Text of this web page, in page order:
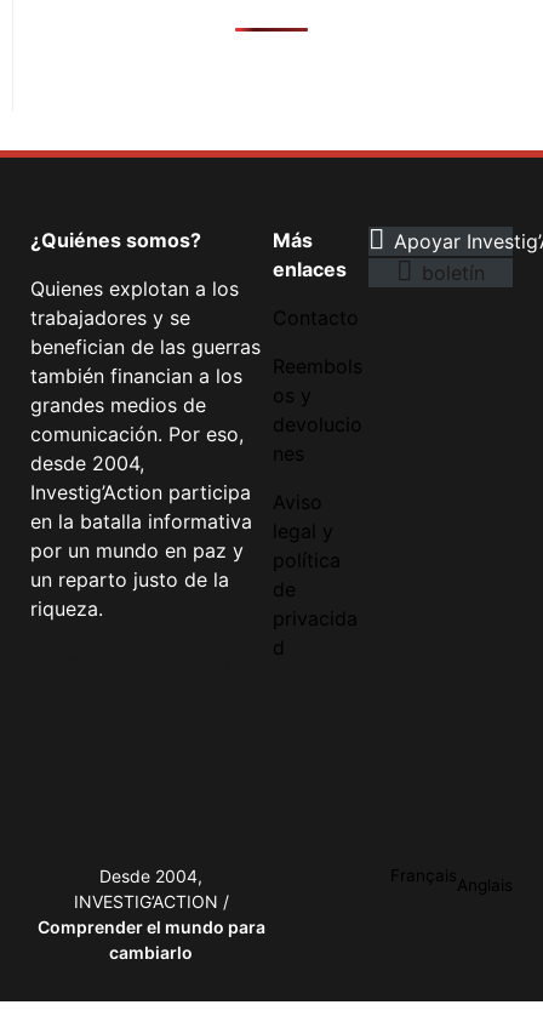
¿Quiénes somos?
Quienes explotan a los
trabajadores y se
benefician de las guerras
también financian a los
grandes medios de
comunicación. Por eso,
desde 2004,
Investig’Action participa
en la batalla informativa
por un mundo en paz y
un reparto justo de la
riqueza.
Más
enlaces
Contacto
Reembols
os y
devolucio
nes
Aviso
legal y
política
de
privacida
d
Apoyar
boletín
Desde 2004,
INVESTIG’ACTION /
Comprender el mundo para
cambiarlo
FrançaisAnglais